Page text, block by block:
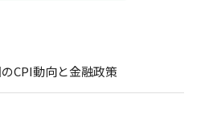
CPI動向と金融政策